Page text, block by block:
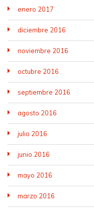
enero 2017
diciembre 2016
noviembre 2016
octubre 2016
septiembre 2016
agosto 2016
julio 2016
junio 2016
mayo 2016
marzo 2016